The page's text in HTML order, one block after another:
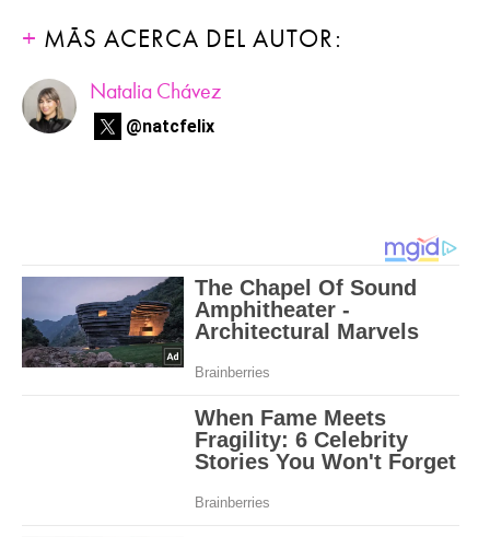
MÁS ACERCA DEL AUTOR:
Natalia Chávez
@natcfelix